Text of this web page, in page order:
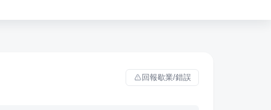
回報歇業/錯誤